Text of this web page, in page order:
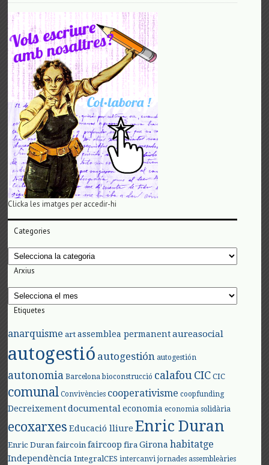
Clicka les imatges per accedir-hi
Categories
Categories
Arxius
Arxius
Etiquetes
anarquisme art assemblea permanent aureasocial
autogestió autogestión autogestión
autonomia Barcelona bioconstrucció calafou CIC CIC
comunal Convivències cooperativisme coopfunding
Decreixement documental economia economia solidària
ecoxarxes Educació lliure Enric Duran
Enric Duran faircoin faircoop fira Girona habitatge
Independència IntegralCES intercanvi jornades assembleàries